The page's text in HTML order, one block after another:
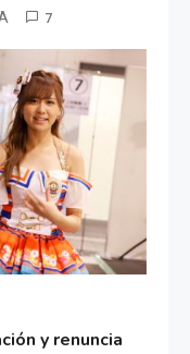
7
y renuncia